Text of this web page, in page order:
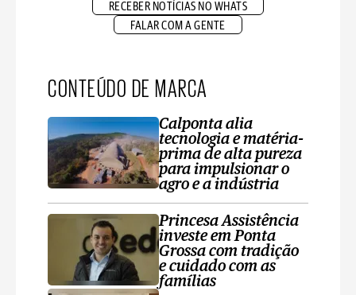
RECEBER NOTÍCIAS NO WHATS
FALAR COM A GENTE
CONTEÚDO DE MARCA
Calponta alia
tecnologia e matéria-
prima de alta pureza
para impulsionar o
agro e a indústria
Princesa Assistência
investe em Ponta
Grossa com tradição
e cuidado com as
famílias